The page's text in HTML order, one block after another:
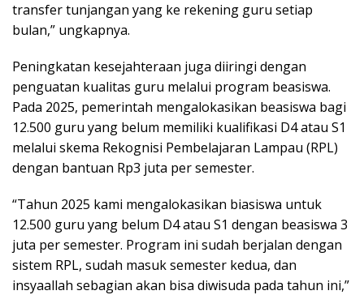
transfer tunjangan yang ke rekening guru setiap
bulan,” ungkapnya.
Peningkatan kesejahteraan juga diiringi dengan
penguatan kualitas guru melalui program beasiswa.
Pada 2025, pemerintah mengalokasikan beasiswa bagi
12.500 guru yang belum memiliki kualifikasi D4 atau S1
melalui skema Rekognisi Pembelajaran Lampau (RPL)
dengan bantuan Rp3 juta per semester.
“Tahun 2025 kami mengalokasikan biasiswa untuk
12.500 guru yang belum D4 atau S1 dengan beasiswa 3
juta per semester. Program ini sudah berjalan dengan
sistem RPL, sudah masuk semester kedua, dan
insyaallah sebagian akan bisa diwisuda pada tahun ini,”